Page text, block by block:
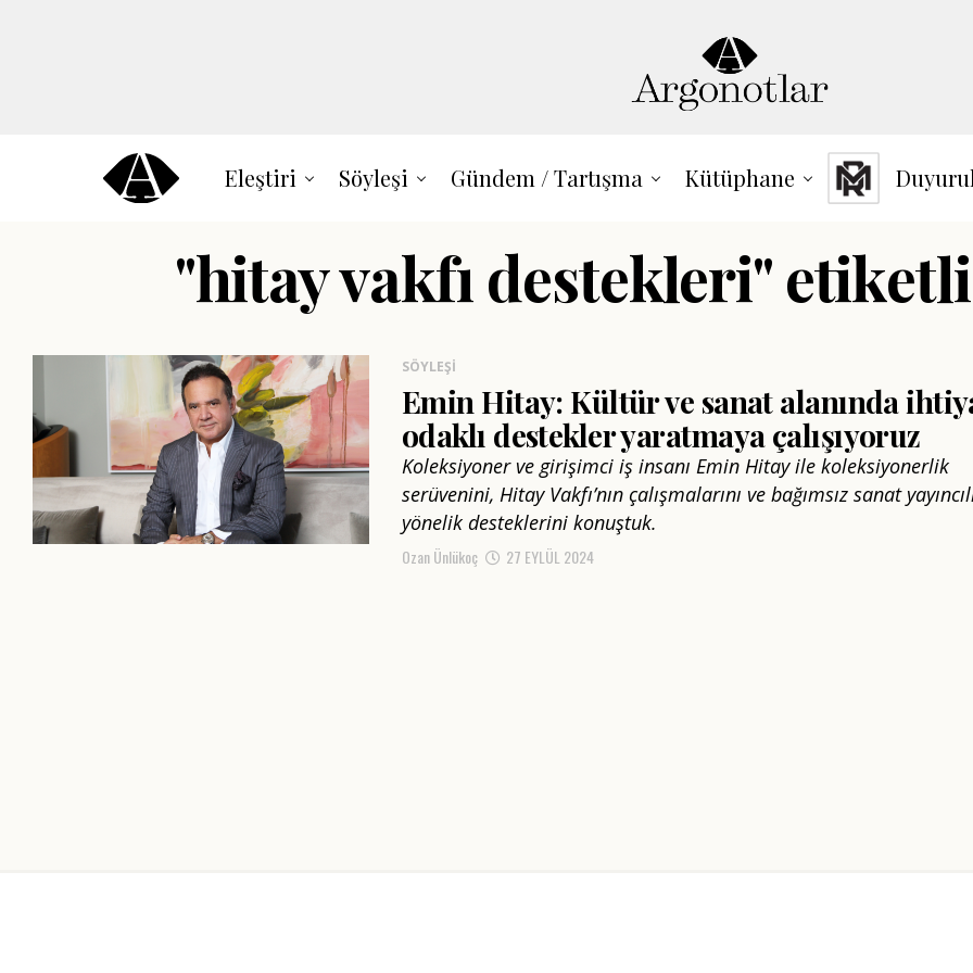
Eleştiri Söyleşi Gündem / Tartışma Kütüphane
"hitay vakfı destekleri"
SÖYLEŞI
Emin Hitay: Kültür ve sanat alanında
odaklı destekler yaratmaya çalışıyoruz
Koleksiyoner ve girişimci iş insanı Emin Hitay ile koleksiyonerlik
serüvenini, Hitay Vakfı’nın çalışmalarını ve bağımsız sanat
yönelik desteklerini konuştuk.
Ozan Ünlükoç 27 EYLÜL 2024